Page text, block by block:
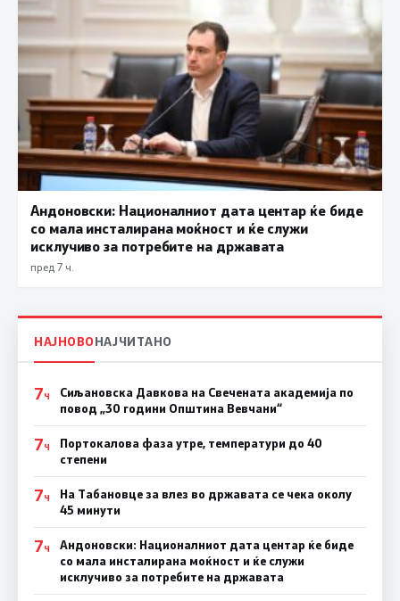
Андоновски: Националниот дата центар ќе биде
со мала инсталирана моќност и ќе служи
исклучиво за потребите на државата
пред 7 ч.
НАЈНОВОНАЈЧИТАНО
7Ч
Сиљановска Давкова на Свечената академија по
повод „30 години Општина Вевчани“
7Ч
Портокалова фаза утре, температури до 40
степени
7Ч
На Табановце за влез во државата се чека околу
45 минути
7Ч
Андоновски: Националниот дата центар ќе биде
со мала инсталирана моќност и ќе служи
исклучиво за потребите на државата